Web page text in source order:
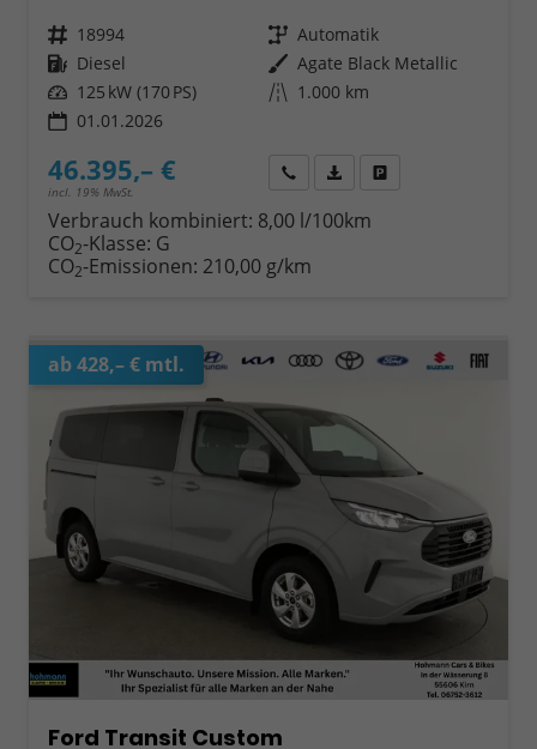
Fahrzeugnr. 18994 Getriebe Automatik
Kraftstoff Diesel Außenfarbe Agate Black Metallic
Leistung 125 kW (170 PS) Kilometerstand 1.000 km
01.01.2026
46.395,– €
incl. 19% MwSt.
Wir rufen Sie anFahrzeugexposé (PDF)
Verbrauch kombiniert: 8,00 l/100km
CO2-Klasse: G
CO2-Emissionen: 210,00 g/km
ab 428,– € mtl.
Ford Transit Custom